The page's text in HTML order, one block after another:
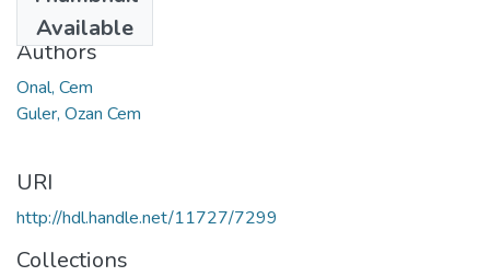
Available
2021
Authors
Onal, Cem
Guler, Ozan Cem
URI
http://hdl.handle.net/11727/7299
Collections